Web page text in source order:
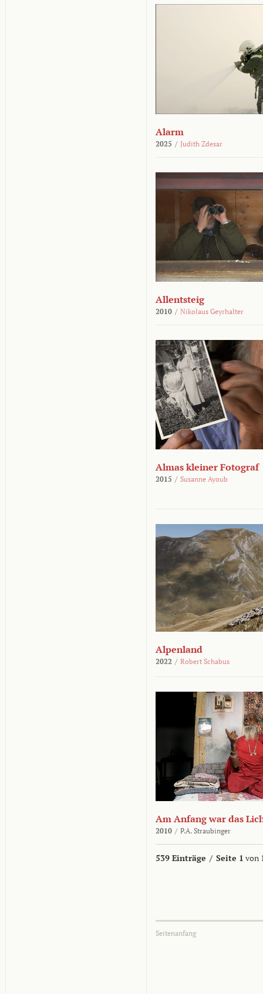
Alarm
2025 / Judith Zdesar
Allentsteig
2010 / Nikolaus Geyrhalter
Almas kleiner Fotograf
2015 / Susanne Ayoub
Alpenland
2022 / Robert Schabus
Am Anfang war das
2010 / P.A. Straubinger
539 Einträge / Seite 1 von
Seitenanfang